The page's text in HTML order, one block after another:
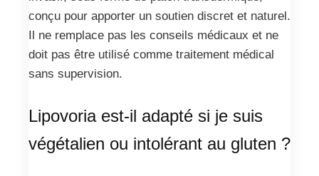
conçu pour apporter un soutien discret et naturel.
Il ne remplace pas les conseils médicaux et ne
doit pas être utilisé comme traitement médical
sans supervision.
Lipovoria est-il adapté si je suis
végétalien ou intolérant au gluten ?